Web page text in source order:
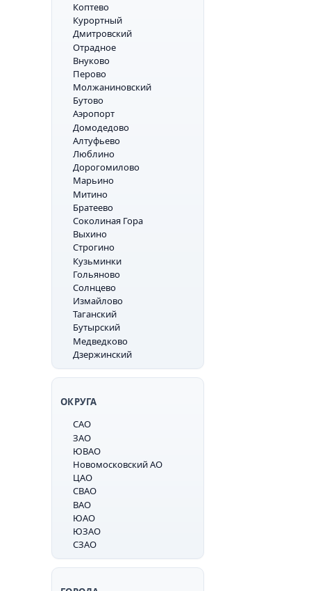
Коптево
Курортный
Дмитровский
Отрадное
Внуково
Перово
Молжаниновский
Бутово
Аэропорт
Домодедово
Алтуфьево
Люблино
Дорогомилово
Марьино
Митино
Братеево
Соколиная Гора
Выхино
Строгино
Кузьминки
Гольяново
Солнцево
Измайлово
Таганский
Бутырский
Медведково
Дзержинский
ОКРУГА
САО
ЗАО
ЮВАО
Новомосковский АО
ЦАО
СВАО
ВАО
ЮАО
ЮЗАО
СЗАО